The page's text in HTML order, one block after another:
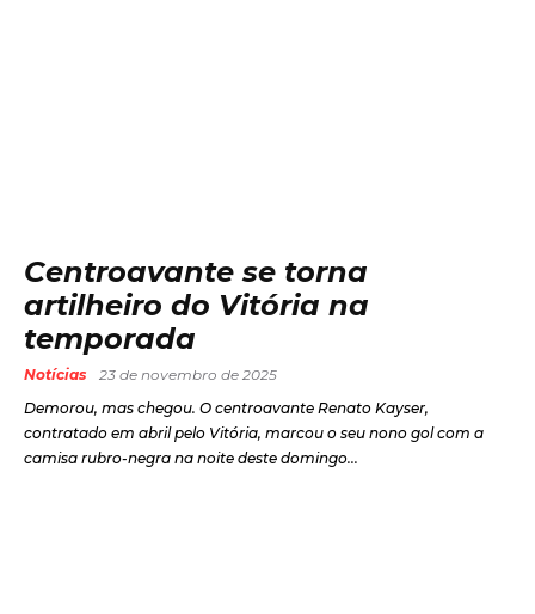
Centroavante se torna
artilheiro do Vitória na
temporada
Notícias
23 de novembro de 2025
Demorou, mas chegou. O centroavante Renato Kayser,
contratado em abril pelo Vitória, marcou o seu nono gol com a
camisa rubro-negra na noite deste domingo...